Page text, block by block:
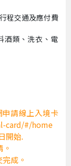
程交通及應付費
酒類、洗衣、電
請線上入境卡
card/#/home
開始.
成。